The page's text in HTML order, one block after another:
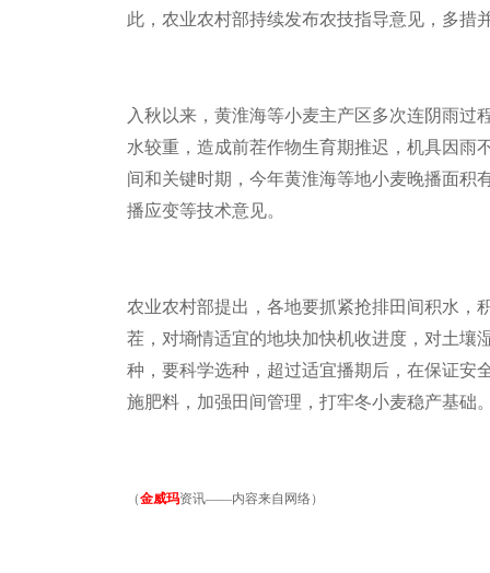
此，农业农村部持续发布农技指导意见，多措
入秋以来，黄淮海等小麦主产区多次连阴雨
水较重，造成前茬作物生育期推迟，机具因雨
间和关键时期，今年黄淮海等地小麦晚播面积
播应变等技术意见。
农业农村部提出，各地要抓紧抢排田间积水，
茬，对墒情适宜的地块加快机收进度，对土壤
种，要科学选种，超过适宜播期后，在保证安
施肥料，加强田间管理，打牢冬小麦稳产基础
（金威玛资讯——内容来自网络）